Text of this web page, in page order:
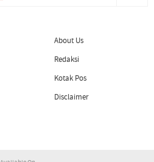
About Us
Redaksi
Kotak Pos
Disclaimer